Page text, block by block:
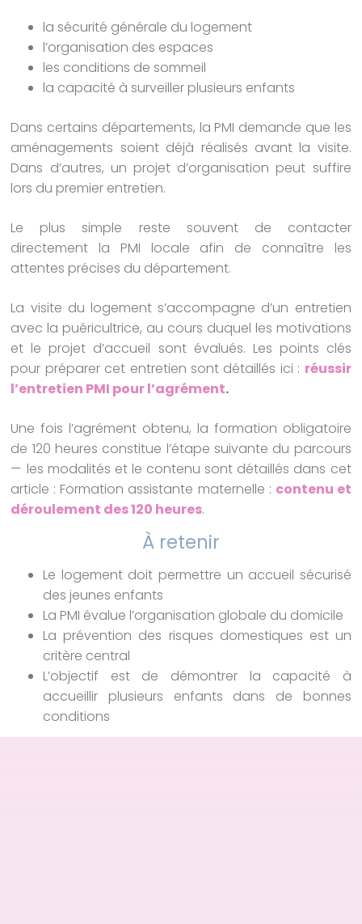
la sécurité générale du logement
l’organisation des espaces
les conditions de sommeil
la capacité à surveiller plusieurs enfants
Dans certains départements, la PMI demande que les
aménagements soient déjà réalisés avant la visite.
Dans d’autres, un projet d’organisation peut suffire
lors du premier entretien.
Le plus simple reste souvent de contacter
directement la PMI locale afin de connaître les
attentes précises du département.
La visite du logement s’accompagne d’un entretien
avec la puéricultrice, au cours duquel les motivations
et le projet d’accueil sont évalués. Les points clés
pour préparer cet entretien sont détaillés ici : réussir
l’entretien PMI pour l’agrément.
Une fois l’agrément obtenu, la formation obligatoire
de 120 heures constitue l’étape suivante du parcours
— les modalités et le contenu sont détaillés dans cet
article : Formation assistante maternelle : contenu et
déroulement des 120 heures.
À retenir
Le logement doit permettre un accueil sécurisé
des jeunes enfants
La PMI évalue l’organisation globale du domicile
La prévention des risques domestiques est un
critère central
L’objectif est de démontrer la capacité à
accueillir plusieurs enfants dans de bonnes
conditions